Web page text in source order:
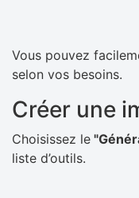
Vous pouvez
selon vos besoins.
Créer une
Choisissez le
liste d’outils.